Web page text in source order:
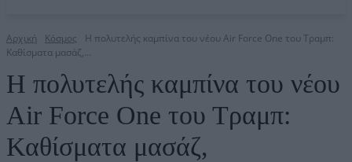
Αρχική Κόσμος
Η πολυτελής καμπίνα του νέου Air Force One του Τραμπ:
Καθίσματα μασάζ,...
Η πολυτελής καμπίνα του νέου
Air Force One του Τραμπ:
Καθίσματα μασάζ,